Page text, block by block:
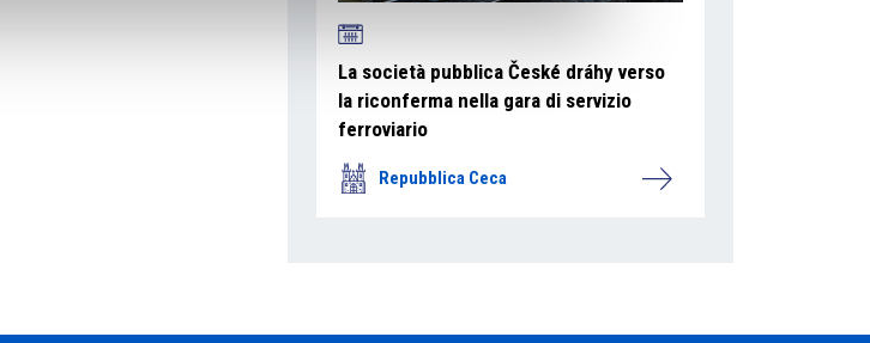
La società pubblica České dráhy verso
la riconferma nella gara di servizio
ferroviario
Repubblica Ceca